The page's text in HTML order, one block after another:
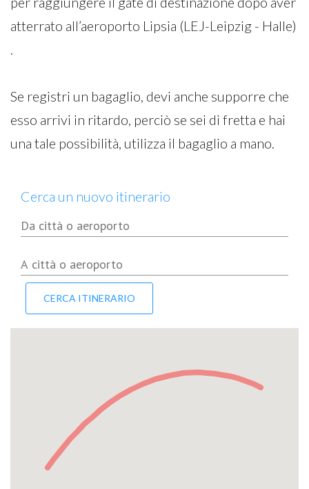
atterrato all’aeroporto Lipsia (LEJ-Leipzig - Halle)
.
Se registri un bagaglio, devi anche supporre che
esso arrivi in ritardo, perciò se sei di fretta e hai
una tale possibilità, utilizza il bagaglio a mano.
Cerca un nuovo itinerario